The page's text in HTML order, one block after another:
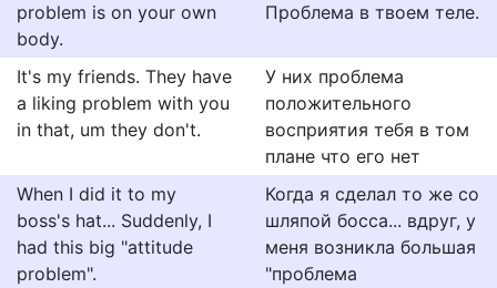
problem is on your own
body.
Проблема в твоем теле.
It's my friends. They have
a liking problem with you
in that, um they don't.
У них проблема
положительного
восприятия тебя в том
плане что его нет
When I did it to my
boss's hat... Suddenly, I
had this big "attitude
problem".
Когда я сделал то же со
шляпой босса... вдруг, у
меня возникла большая
"проблема